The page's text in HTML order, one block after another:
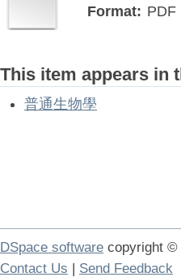
Format: PDF
This item appears in
普通生物學
DSpace software copyright ©
Contact Us | Send Feedback